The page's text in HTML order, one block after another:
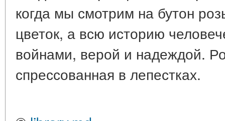
когда мы смотрим на бутон
цветок, а всю историю
войнами, верой и надеждой.
спрессованная в лепестках.